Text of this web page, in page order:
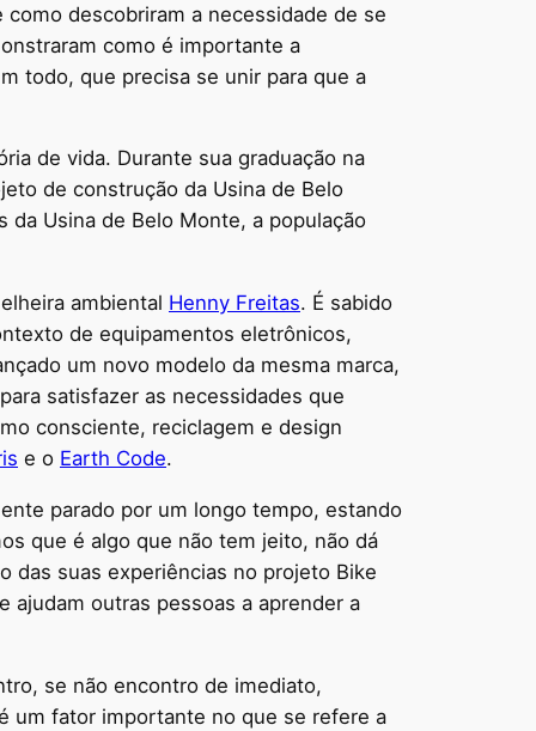
descobriram a necessidade de se
como é importante a
todo, que precisa se unir para que a
de vida. Durante sua graduação na
de construção da Usina de Belo
Usina de Belo Monte, a população
ambiental Henny Freitas. É sabido
de equipamentos eletrônicos,
um novo modelo da mesma marca,
satisfazer as necessidades que
consciente, reciclagem e design
e o Earth Code.
parado por um longo tempo, estando
que é algo que não tem jeito, não dá
das suas experiências no projeto Bike
ajudam outras pessoas a aprender a
se não encontro de imediato,
um fator importante no que se refere a